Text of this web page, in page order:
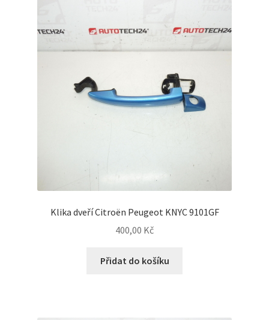
Klika dveří Citroën Peugeot KNYC 9101GF
400,00 Kč
Přidat do košíku